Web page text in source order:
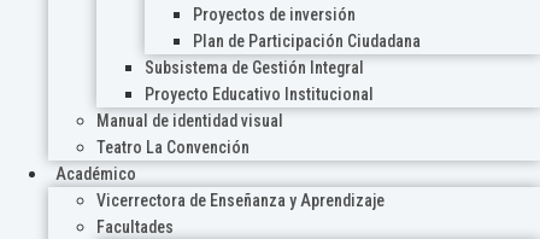
Proyectos de inversión
Plan de Participación Ciudadana
Subsistema de Gestión Integral
Proyecto Educativo Institucional
Manual de identidad visual
Teatro La Convención
Académico
Vicerrectora de Enseñanza y Aprendizaje
Facultades